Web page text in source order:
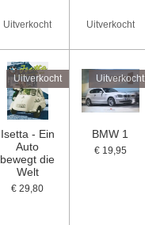
Uitverkocht Uitverkocht
Uitverkocht
Isetta - Ein
Auto
bewegt die
Welt
€ 29,80
Uitverkocht
BMW 1
€ 19,95